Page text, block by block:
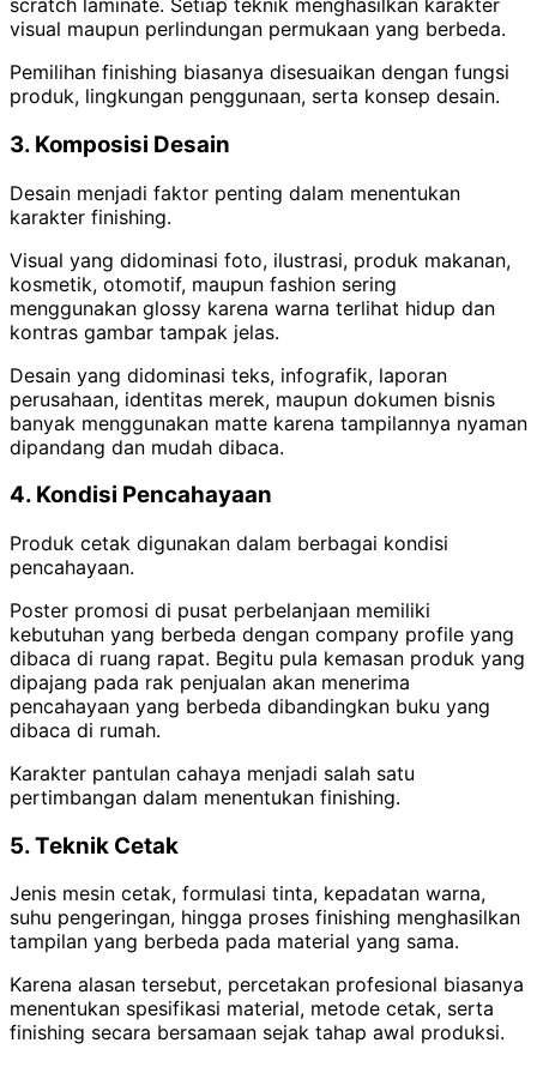
scratch laminate. Setiap teknik menghasilkan karakter
visual maupun perlindungan permukaan yang berbeda.
Pemilihan finishing biasanya disesuaikan dengan fungsi
produk, lingkungan penggunaan, serta konsep desain.
3. Komposisi Desain
Desain menjadi faktor penting dalam menentukan
karakter finishing.
Visual yang didominasi foto, ilustrasi, produk makanan,
kosmetik, otomotif, maupun fashion sering
menggunakan glossy karena warna terlihat hidup dan
kontras gambar tampak jelas.
Desain yang didominasi teks, infografik, laporan
perusahaan, identitas merek, maupun dokumen bisnis
banyak menggunakan matte karena tampilannya nyaman
dipandang dan mudah dibaca.
4. Kondisi Pencahayaan
Produk cetak digunakan dalam berbagai kondisi
pencahayaan.
Poster promosi di pusat perbelanjaan memiliki
kebutuhan yang berbeda dengan company profile yang
dibaca di ruang rapat. Begitu pula kemasan produk yang
dipajang pada rak penjualan akan menerima
pencahayaan yang berbeda dibandingkan buku yang
dibaca di rumah.
Karakter pantulan cahaya menjadi salah satu
pertimbangan dalam menentukan finishing.
5. Teknik Cetak
Jenis mesin cetak, formulasi tinta, kepadatan warna,
suhu pengeringan, hingga proses finishing menghasilkan
tampilan yang berbeda pada material yang sama.
Karena alasan tersebut, percetakan profesional biasanya
menentukan spesifikasi material, metode cetak, serta
finishing secara bersamaan sejak tahap awal produksi.